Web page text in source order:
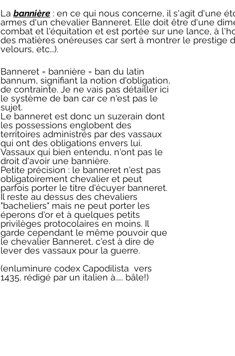
La bannière : en ce qui nous concerne, il s'agit d'une
armes d'un chevalier Banneret. Elle doit être d'une
combat et l'équitation et est portée sur une lance, à
des matières onéreuses car sert à montrer le prestige
velours, etc...).
Banneret = bannière = ban du latin
bannum, signifiant la notion d'obligation,
de contrainte. Je ne vais pas détailler ici
le système de ban car ce n'est pas le
sujet.
Le banneret est donc un suzerain dont
les possessions englobent des
territoires administrés par des vassaux
qui ont des obligations envers lui.
Vassaux qui bien entendu, n'ont pas le
droit d'avoir une bannière.
Petite précision : le banneret n'est pas
obligatoirement chevalier et peut
parfois porter le titre d'écuyer banneret.
Il reste au dessus des chevaliers
"bacheliers" mais ne peut porter les
éperons d'or et à quelques petits
privilèges protocolaires en moins. Il
garde cependant le même pouvoir que
le chevalier Banneret, c'est à dire de
lever des vassaux pour la guerre.
(enluminure codex Capodilista  vers
1435, rédigé par un italien à..... bâle!)